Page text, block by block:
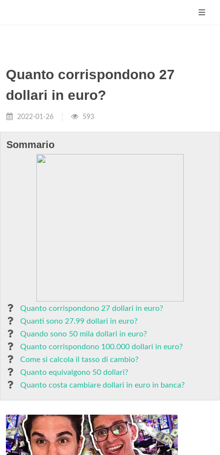
Quanto corrispondono 27
dollari in euro?
2022-01-26 593
Sommario
Quanto corrispondono 27 dollari in euro?
Quanti sono 27.99 dollari in euro?
Quando sono 50 mila dollari in euro?
Quanto corrispondono 100.000 dollari in euro?
Come si calcola il tasso di cambio?
Quanto equivalgono 50 dollari?
Quanto costa cambiare dollari in euro in banca?